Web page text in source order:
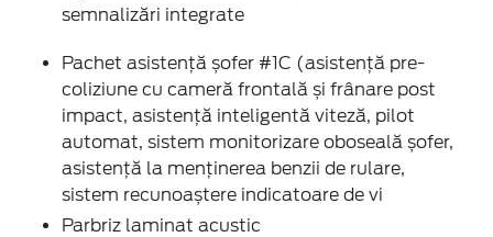
semnalizări integrate
Pachet asistență șofer #1C (asistență pre-
coliziune cu cameră frontală și frânare post
impact, asistență inteligentă viteză, pilot
automat, sistem monitorizare oboseală șofer,
asistență la menținerea benzii de rulare,
sistem recunoaștere indicatoare de vi
Parbriz laminat acustic